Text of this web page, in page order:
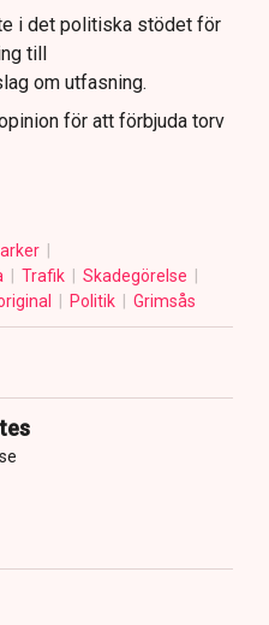
i det politiska stödet för
till
om utfasning.
för att förbjuda torv
Trafik
Skadegörelse
Politik Grimsås